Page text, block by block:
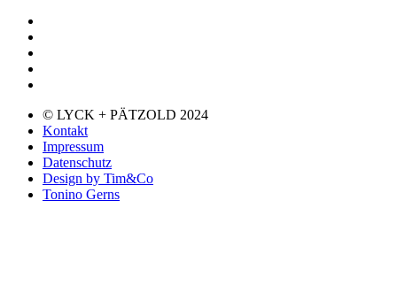
© LYCK + PÄTZOLD 2024
Kontakt
Impressum
Datenschutz
Design by Tim&Co
Tonino Gerns